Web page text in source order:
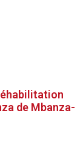
de Mbanza-